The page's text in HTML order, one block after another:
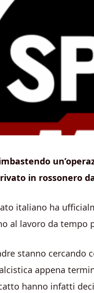
in rossonero
italiano ha
al lavoro da
stanno
appena
hanno infatti